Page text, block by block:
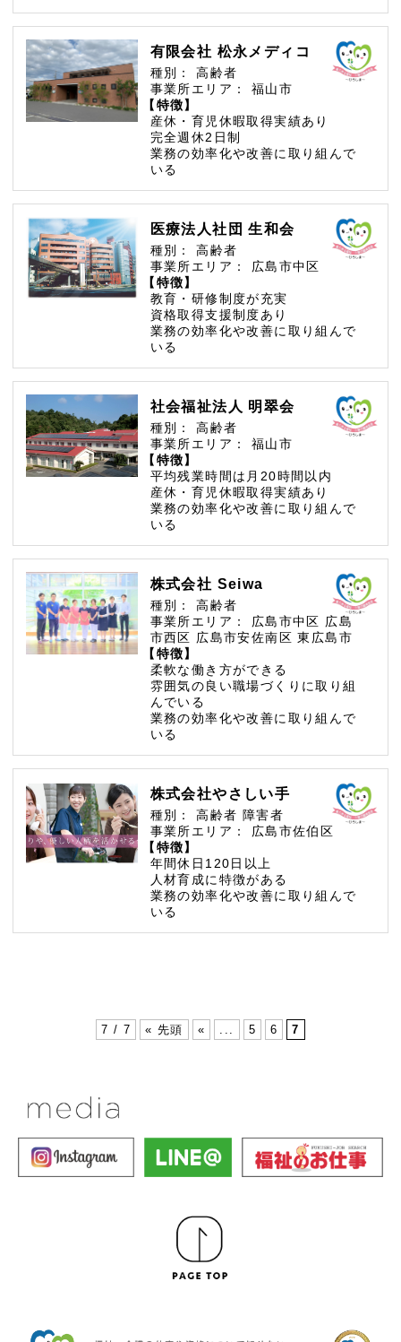
有限会社 松永メディコ
種別：
高齢者
事業所エリア：
福山市
【特徴】
産休・育児休暇取得実績あり
完全週休2日制
業務の効率化や改善に取り組んで
いる
医療法人社団 生和会
種別：
高齢者
事業所エリア：
広島市中区
【特徴】
教育・研修制度が充実
資格取得支援制度あり
業務の効率化や改善に取り組んで
いる
社会福祉法人 明翠会
種別：
高齢者
事業所エリア：
福山市
【特徴】
平均残業時間は月20時間以内
産休・育児休暇取得実績あり
業務の効率化や改善に取り組んで
いる
株式会社 Seiwa
種別：
高齢者
事業所エリア：
広島市中区 広島
市西区 広島市安佐南区東広島市
【特徴】
柔軟な働き方ができる
雰囲気の良い職場づくりに取り組
んでいる
業務の効率化や改善に取り組んで
いる
株式会社やさしい手
種別： 高齢者 障害者
事業所エリア：
広島市佐伯区
【特徴】
年間休日120日以上
人材育成に特徴がある
業務の効率化や改善に取り組んで
いる
7 / 7 « 先頭 « 5 6 7